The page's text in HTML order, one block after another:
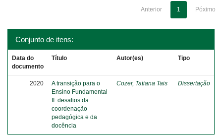
Anterior 1 Póximo
Conjunto de itens:
Data do
documento
Título Autor(es) Tipo
2020
A transição para o
Ensino Fundamental
II: desafios da
coordenação
pedagógica e da
docência
Cozer, Tatiana Tais Dissertação